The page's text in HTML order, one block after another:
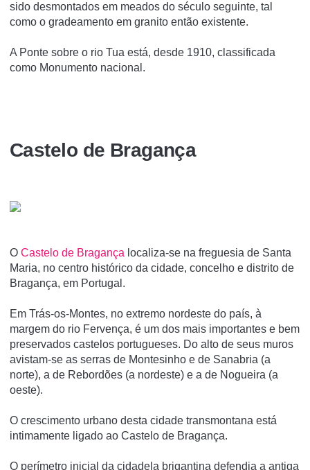
sido desmontados em meados do século seguinte, tal
como o gradeamento em granito então existente.
A Ponte sobre o rio Tua está, desde 1910, classificada
como Monumento nacional.
Castelo de Bragança
O Castelo de Bragança localiza-se na freguesia de Santa
Maria, no centro histórico da cidade, concelho e distrito de
Bragança, em Portugal.
Em Trás-os-Montes, no extremo nordeste do paí­s, à
margem do rio Fervença, é um dos mais importantes e bem
preservados castelos portugueses. Do alto de seus muros
avistam-se as serras de Montesinho e de Sanabria (a
norte), a de Rebordões (a nordeste) e a de Nogueira (a
oeste).
O crescimento urbano desta cidade transmontana está
intimamente ligado ao Castelo de Bragança.
O perímetro inicial da cidadela brigantina defendia a antiga